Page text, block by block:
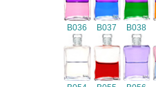
B036 B037 B038